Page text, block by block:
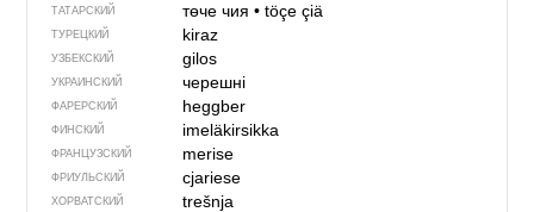
ТАТАРСКИЙ төче чия• töçe çiä
ТУРЕЦКИЙ kiraz
УЗБЕКСКИЙ gilos
УКРАИНСКИЙ черешні
ФАРЕРСКИЙ heggber
ФИНСКИЙ imeläkirsikka
ФРАНЦУЗСКИЙ merise
ФРИУЛЬСКИЙ cjariese
ХОРВАТСКИЙ trešnja